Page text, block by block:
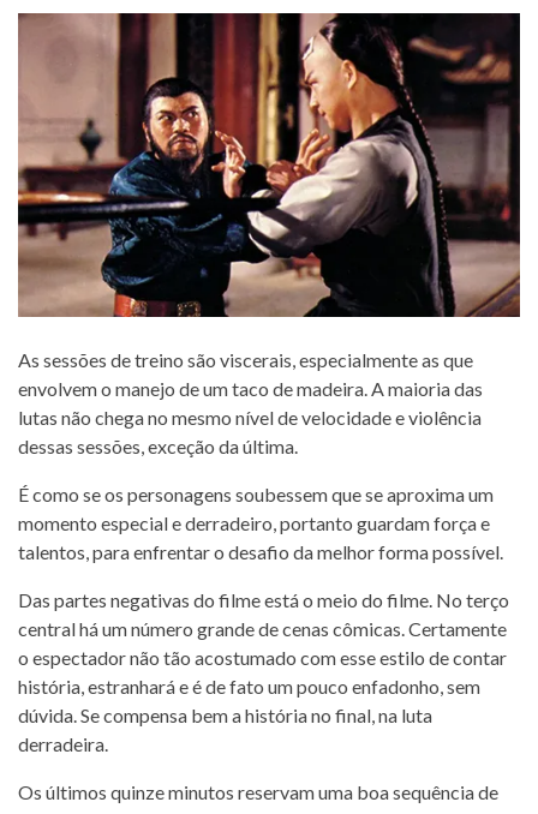
As sessões de treino são viscerais, especialmente as que
envolvem o manejo de um taco de madeira. A maioria das
lutas não chega no mesmo nível de velocidade e violência
dessas sessões, exceção da última.
É como se os personagens soubessem que se aproxima um
momento especial e derradeiro, portanto guardam força e
talentos, para enfrentar o desafio da melhor forma possível.
Das partes negativas do filme está o meio do filme. No terço
central há um número grande de cenas cômicas. Certamente
o espectador não tão acostumado com esse estilo de contar
história, estranhará e é de fato um pouco enfadonho, sem
dúvida. Se compensa bem a história no final, na luta
derradeira.
Os últimos quinze minutos reservam uma boa sequência de